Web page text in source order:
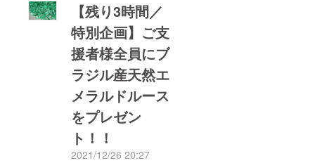
ていただきます。リ
ターンがお手元に届く
まで、今しばらくお待
ちくださいませ。
【残り3時間／
特別企画】ご支
援者様全員にブ
ラジル産天然エ
メラルドルース
をプレゼン
ト！！
2021/12/26 20:27